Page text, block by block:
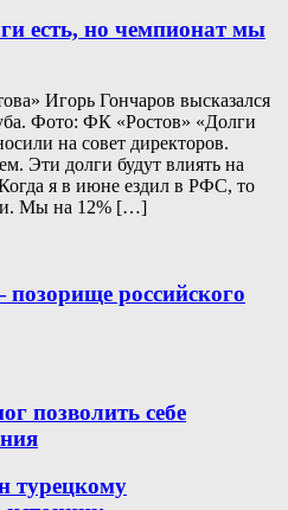
есть, но чемпионат мы
Игорь Гончаров высказался
Фото: ФК «Ростов» «Долги
на совет директоров.
Эти долги будут влиять на
я в июне ездил в РФС, то
Мы на 12% […]
российского
позволить себе
турецкому